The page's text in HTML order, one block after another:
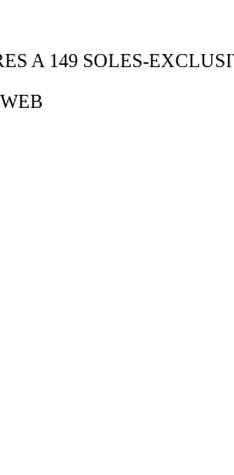
A 149 SOLES-